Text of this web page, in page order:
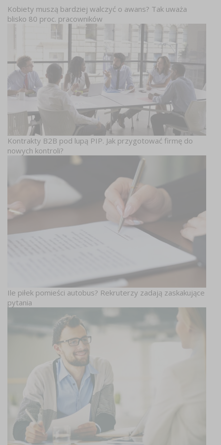
Kobiety muszą bardziej walczyć o awans? Tak uważa
blisko 80 proc. pracowników
Kontrakty B2B pod lupą PIP. Jak przygotować firmę do
nowych kontroli?
Ile piłek pomieści autobus? Rekruterzy zadają zaskakujące
pytania